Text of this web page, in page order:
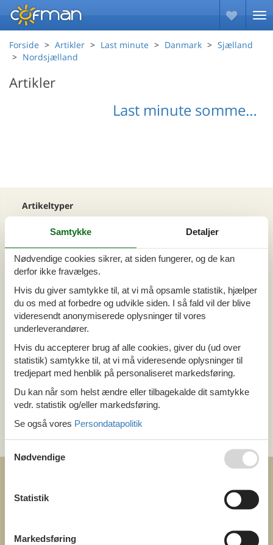
Forside Artikler Last minute Danmark
Sjælland
Nordsjælland
Artikler
Last minute sommerhus i Nordsjælland
Artikeltyper
Din Cofman ferie
Område
Alle
Danmark
Sjælland
Nordsjælland
Tema
Alle
Last minute
Kategori
Alle
Samtykke Detaljer
Nødvendige cookies sikrer, at siden fungerer, og de kan
derfor ikke fravælges.
Hvis du giver samtykke til, at vi må opsamle statistik, hjælper
du os med at forbedre og udvikle siden. I så fald vil der blive
videresendt anonymiserede oplysninger til vores
underleverandører.
Hvis du accepterer brug af alle cookies, giver du (ud over
statistik) samtykke til, at vi må videresende oplysninger til
tredjepart med henblik på personaliseret markedsføring.
Du kan når som helst ændre eller tilbagekalde dit samtykke
vedr. statistik og/eller markedsføring.
Se også vores Persondatapolitik
Nødvendige
Statistik
Markedsføring